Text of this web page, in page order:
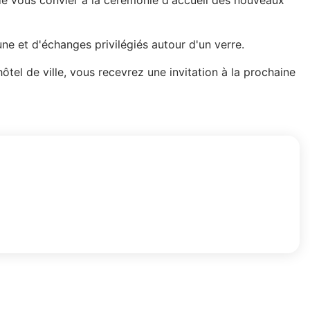
et d'échanges privilégiés autour d'un verre.
de ville, vous recevrez une invitation à la prochaine